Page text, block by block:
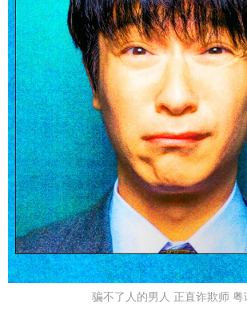
骗不了人的男人 正直诈欺师 粤